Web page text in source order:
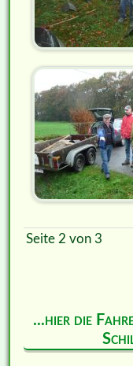
Seite 2 von 3
...hier die